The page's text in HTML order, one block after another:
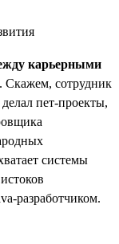
карьерными
сотрудник
пет-проекты,
системы
разработчиком.